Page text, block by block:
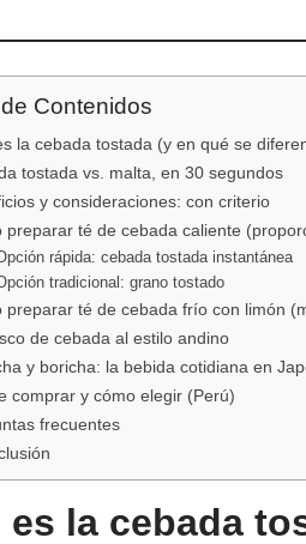
Contenidos
la cebada tostada (y en qué se
tostada vs. malta, en 30 segundos
y consideraciones: con criterio
preparar té de cebada caliente
rápida: cebada tostada instantánea
tradicional: grano tostado
preparar té de cebada frío con limón
de cebada al estilo andino
y boricha: la bebida cotidiana en
comprar y cómo elegir (Perú)
frecuentes
es la cebada